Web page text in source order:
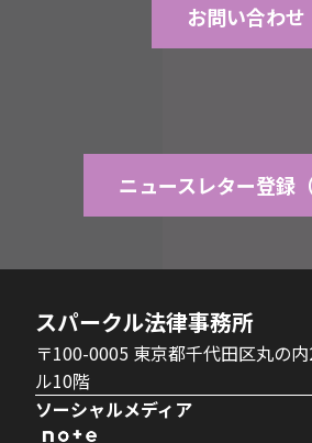
お問い合わせ
ニュースレター登録（
スパークル法律事務所
〒100-0005 東京都千代田区丸の
ル10階
ソーシャルメディア